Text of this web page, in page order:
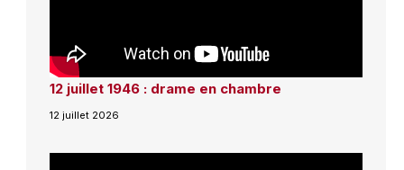
12 juillet 1946 : drame en chambre
12 juillet 2026